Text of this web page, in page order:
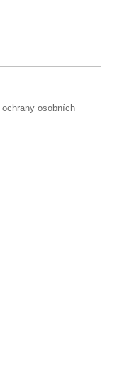
osobních